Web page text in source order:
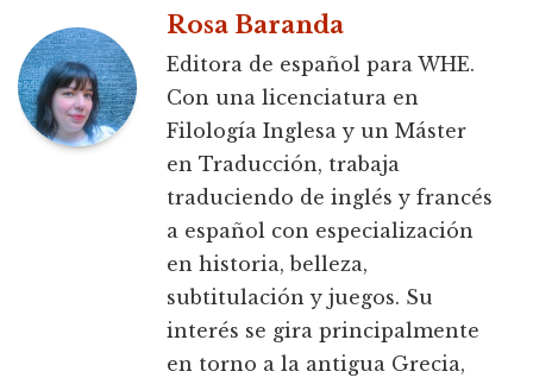
Rosa Baranda
Editora de español para WHE.
Con una licenciatura en
Filología Inglesa y un Máster
en Traducción, trabaja
traduciendo de inglés y francés
a español con especialización
en historia, belleza,
subtitulación y juegos. Su
interés se gira principalmente
en torno a la antigua Grecia,